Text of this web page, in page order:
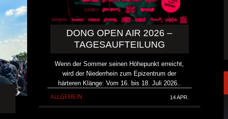
DONG OPEN AIR 2026 –
TAGESAUFTEILUNG
Wenn der Sommer seinen Höhepunkt erreicht,
wird der Niederrhein zum Epizentrum der
härteren Klänge: Vom 16. bis 18. Juli 2026..
ALLGEMEIN 14 APR.